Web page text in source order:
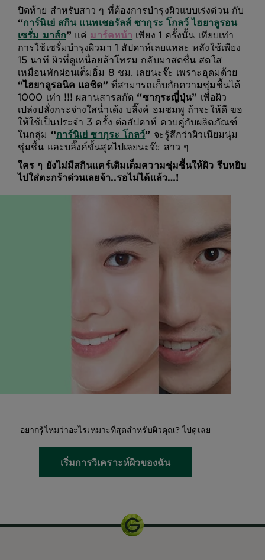
ปิดท้าย สำหรับสาว ๆ ที่ต้องการบำรุงผิวแบบเร่งด่วน กับ
“การ์นิเย่ สกิน แนทเชอรัลส์ ซากุระ โกลว์ ไฮยาลูรอน
เซรั่ม มาส์ก” แค่ มาร์คหน้า เพียง 1 ครั้งนั้น เทียบเท่า
การใช้เซรั่มบำรุงผิวมา 1 สัปดาห์เลยแหละ หลังใช้เพียง
15 นาที ผิวที่ดูเหนื่อยล้าโทรม กลับมาสดชื่น สดใส
เหมือนพักผ่อนเต็มอิ่ม 8 ชม. เลยนะจ๊ะ เพราะอุดมด้วย
“ไฮยาลูรอนิค แอซิด” ที่สามารถเก็บกักความชุ่มชื้นได้
1000 เท่า !!! ผสานสารสกัด “ซากุระญี่ปุ่น” เพื่อผิว
เปล่งปลั่งกระจ่างใสฉ่ำเด้ง บลิ๊งค์ อมชมพู ถ้าจะให้ดี ขอ
ให้ใช้เป็นประจำ 3 ครั้ง ต่อสัปดาห์ ควบคู่กับผลิตภัณฑ์
ในกลุ่ม “การ์นิเย่ ซากุระ โกลว์” จะรู้สึกว่าผิวเนียมนุ่ม
ชุ่มชื้น และบลิ๊งค์ขั้นสุดไปเลยนะจ๊ะ สาว ๆ
ใคร ๆ ยังไม่มีสกินแคร์เติมเต็มความชุ่มชื้นให้ผิว รีบหยิบ
ไปใส่ตะกร้าด่วนเลยจ้า..รอไม่ได้แล้ว…!
อยากรู้ไหมว่าอะไรเหมาะที่สุดสำหรับผิวคุณ? ไปดูเลย
เริ่มการวิเคราะห์ผิวของฉัน